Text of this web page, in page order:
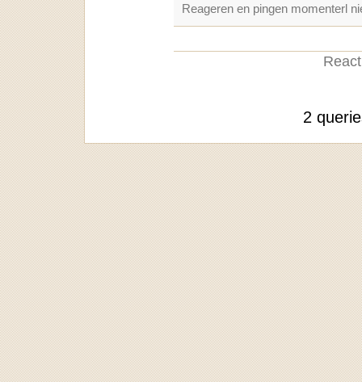
Reageren en pingen momenterl
2